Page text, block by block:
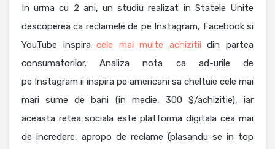
In urma cu 2 ani, un studiu realizat in Statele Unite
descoperea ca reclamele de pe Instagram, Facebook si
YouTube inspiracele mai multe achizitii din partea
consumatorilor. Analiza nota ca ad-urile de
pe Instagram ii inspira pe americani sa cheltuie cele mai
mari sume de bani (in medie, 300 $/achizitie), iar
aceasta retea sociala este platforma digitala cea mai
de incredere, apropo de reclame (plasandu-se in top